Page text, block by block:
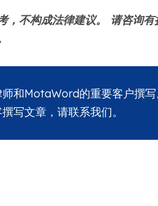
，不构成法律建议。 请咨询
和MotaWord的重要客户撰
写文章，请联系我们。